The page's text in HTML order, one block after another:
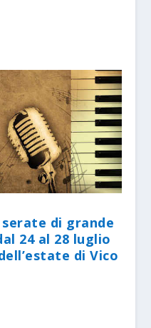
di grande
24 al 28 luglio
di Vico